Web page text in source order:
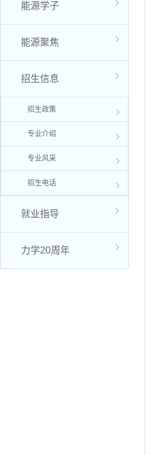
能源学子
能源聚焦
招生信息
招生政策
专业介绍
专业风采
招生电话
就业指导
力学20周年